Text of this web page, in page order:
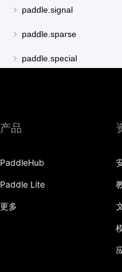
paddle.signal
paddle.sparse
paddle.special
paddle.version
产品
PaddleHub
Paddle Lite
更多